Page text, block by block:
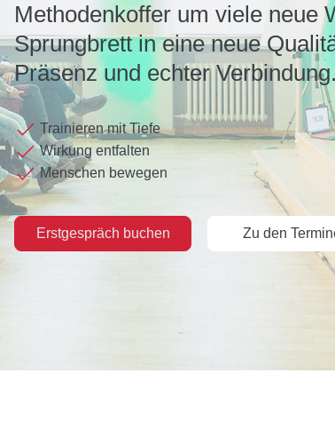
Methodenkoffer um viele neue
Sprungbrett in eine neue
Präsenz und echter
Trainieren mit Tiefe
Wirkung entfalten
Menschen bewegen
Erstgespräch buchen Zu den